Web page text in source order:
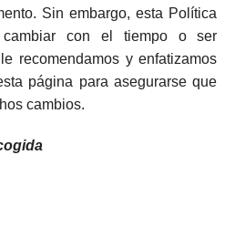
Sin embargo, esta Política
con el tiempo o ser
recomendamos y enfatizamos
página para asegurarse que
cambios.